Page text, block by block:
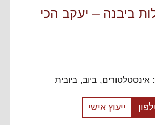
ביבנה – יעקב הכי
אינסטלטורים, ביוב, ביובית
ייעוץ אישי